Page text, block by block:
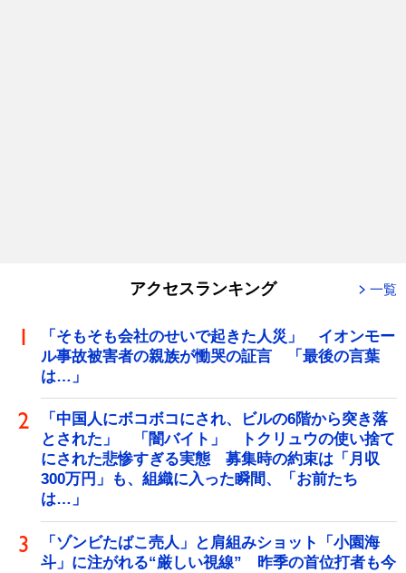
アクセスランキング 一覧
「そもそも会社のせいで起きた人災」 イオンモー
ル事故被害者の親族が慟哭の証言 「最後の言葉
は…」
「中国人にボコボコにされ、ビルの6階から突き落
とされた」 「闇バイト」 トクリュウの使い捨て
にされた悲惨すぎる実態 募集時の約束は「月収
300万円」も、組織に入った瞬間、「お前たち
は…」
「ゾンビたばこ売人」と肩組みショット「小園海
斗」に注がれる“厳しい視線” 昨季の首位打者も今